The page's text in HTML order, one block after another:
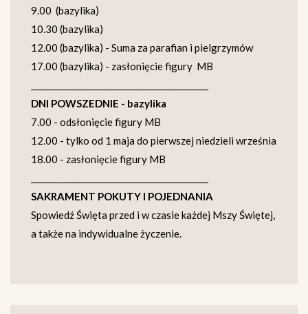
9.00 (bazylika)
10.30 (bazylika)
12.00 (bazylika) - Suma za parafian i pielgrzymów
17.00 (bazylika) - zasłonięcie figury MB
DNI POWSZEDNIE - bazylika
7.00 - odsłonięcie figury MB
12.00 - tylko od 1 maja do pierwszej niedzieli września
18.00 - zasłonięcie figury MB
SAKRAMENT POKUTY I POJEDNANIA
Spowiedź Święta przed i w czasie każdej Mszy Świętej,
a także na indywidualne życzenie.